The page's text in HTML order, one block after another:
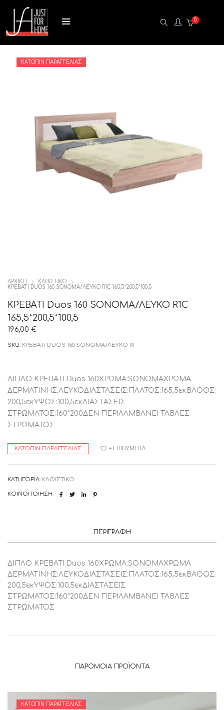
0
ΚΑΤΌΠΙΝ ΠΑΡΑΓΓΕΛΊΑΣ
ΑΡΧΙΚΉ
ΚΑΘΙΣΤΙΚΟ
ΚΡΕΒΑΤΙ DUOS 160 SONOMA/ΛΕΥΚΟ R1C 165,5*200,5*100,5
ΚΡΕΒΑΤΙ Duos 160 SONOMA/ΛΕΥΚΟ R1C
165,5*200,5*100,5
196,00 €
SKU: ΚΡΕΒΑΤΙ DUOS 160 SONOMA/ΛΕΥΚΟ R1
ΔΙΠΛΟ ΚΡΕΒΑΤΙ Duos 160ΧΡΩΜΑ:SONOMAΧΡΩΜΑ
ΔΕΡΜΑΤΙΝΗΣ:ΛΕΥΚΟΔΙΑΣΤΑΣΕΙΣ:ΠΛΑΤΟΣ:165,5εκΒΑΘΟΣ:
200,5εκΥΨΟΣ:100,5εκΔΙΑΣΤΑΣΕΙΣ
ΣΤΡΩΜΑΤΟΣ:160*200ΔΕΝ ΠΕΡΙΛΑΜΒΑΝΕΙ ΤΑΒΛΕΣ
ΣΤΡΩΜΑΤΟΣ
ΚΑΤΌΠΙΝ ΠΑΡΑΓΓΕΛΊΑΣ + ΕΠΙΘΥΜΗΤΆ
ΚΑΤΗΓΟΡΊΑ: ΚΑΘΙΣΤΙΚΟ
ΚΟΙΝΟΠΟΊΗΣΗ:
ΠΕΡΙΓΡΑΦΉ
ΔΙΠΛΟ ΚΡΕΒΑΤΙ Duos 160ΧΡΩΜΑ:SONOMAΧΡΩΜΑ
ΔΕΡΜΑΤΙΝΗΣ:ΛΕΥΚΟΔΙΑΣΤΑΣΕΙΣ:ΠΛΑΤΟΣ:165,5εκΒΑΘΟΣ:
200,5εκΥΨΟΣ:100,5εκΔΙΑΣΤΑΣΕΙΣ
ΣΤΡΩΜΑΤΟΣ:160*200ΔΕΝ ΠΕΡΙΛΑΜΒΑΝΕΙ ΤΑΒΛΕΣ
ΣΤΡΩΜΑΤΟΣ
ΠΑΡΌΜΟΙΑ ΠΡΟΪΌΝΤΑ
ΚΑΤΌΠΙΝ ΠΑΡΑΓΓΕΛΊΑΣ